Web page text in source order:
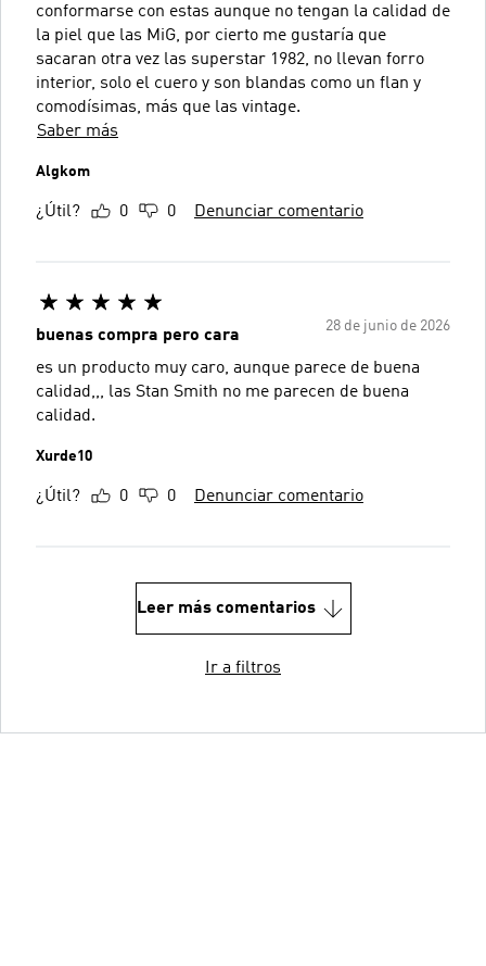
conformarse con estas aunque no tengan la calidad de
la piel que las MiG, por cierto me gustaría que
sacaran otra vez las superstar 1982, no llevan forro
interior, solo el cuero y son blandas como un flan y
comodísimas, más que las vintage.
Saber más
Algkom
¿Útil? 0 0 Denunciar comentario
28 de junio de 2026
buenas compra pero cara
es un producto muy caro, aunque parece de buena
calidad,,, las Stan Smith no me parecen de buena
calidad.
Xurde10
¿Útil? 0 0 Denunciar comentario
Leer más comentarios
Ir a filtros